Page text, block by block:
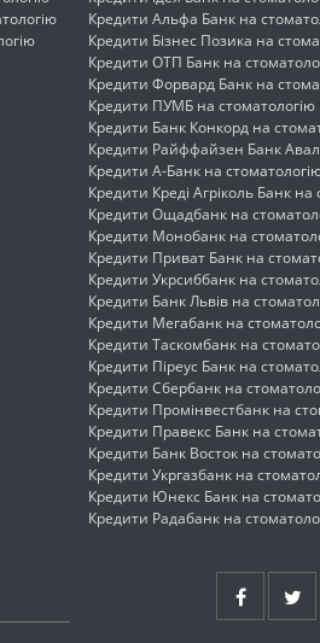
Кредити Альфа Банк на
Кредити Бізнес Позика на
Кредити ОТП Банк на
Кредити Форвард Банк на
Кредити ПУМБ на стоматологію
Кредити Банк Конкорд на
Кредити Райффайзен Банк
Кредити А-Банк на
Кредити Креді Агріколь Банк на
Кредити Ощадбанк на
Кредити Монобанк на
Кредити Приват Банк на
Кредити Укрсиббанк на
Кредити Банк Львів на
Кредити Мегабанк на
Кредити Таскомбанк на
Кредити Піреус Банк на
Кредити Сбербанк на
Кредити Промінвестбанк на
Кредити Правекс Банк на
Кредити Банк Восток на
Кредити Укргазбанк на
Кредити Юнекс Банк на
Кредити Радабанк на